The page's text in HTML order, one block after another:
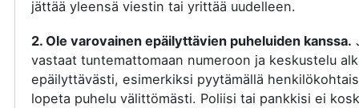
jättää yleensä viestin tai yrittää uudelleen.
2. Ole varovainen epäilyttävien puheluiden kanssa.
vastaat tuntemattomaan numeroon ja keskustelu
epäilyttävästi, esimerkiksi pyytämällä
lopeta puhelu välittömästi. Poliisi tai pankkisi ei